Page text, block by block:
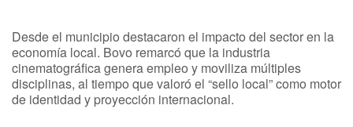
Desde el municipio destacaron el impacto del sector en la
economía local. Bovo remarcó que la industria
cinematográfica genera empleo y moviliza múltiples
disciplinas, al tiempo que valoró el “sello local” como motor
de identidad y proyección internacional.